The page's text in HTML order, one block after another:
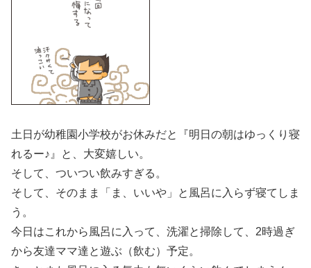
土日が幼稚園小学校がお休みだと『明日の朝はゆっくり寝
れるー♪』と、大変嬉しい。
そして、ついつい飲みすぎる。
そして、そのまま「ま、いいや」と風呂に入らず寝てしま
う。
今日はこれから風呂に入って、洗濯と掃除して、2時過ぎ
から友達ママ達と遊ぶ（飲む）予定。